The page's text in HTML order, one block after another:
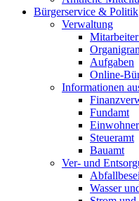
Bürgerservice & Politik
Verwaltung
Aufgaben
Online-
Informationen
Fundamt
Steueramt
Bauamt
Ver- und
Wasser